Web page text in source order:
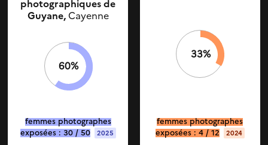
photographiques de
Guyane, Cayenne
60%
femmes photographes
exposées : 30 / 50
2025
33%
femmes photographes
exposées : 4 / 12
2024